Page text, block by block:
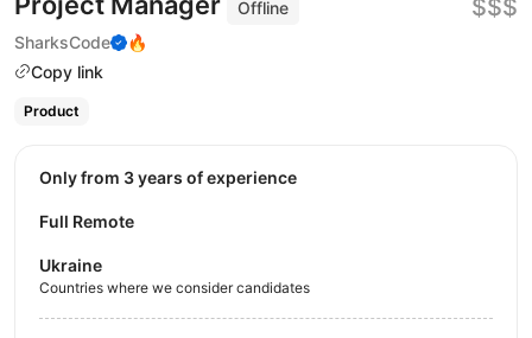
Offline
SharksCode
🔥
Copy link
$$$
Product
Only from 3 years of experience
Full Remote
Ukraine
Countries where we consider candidates